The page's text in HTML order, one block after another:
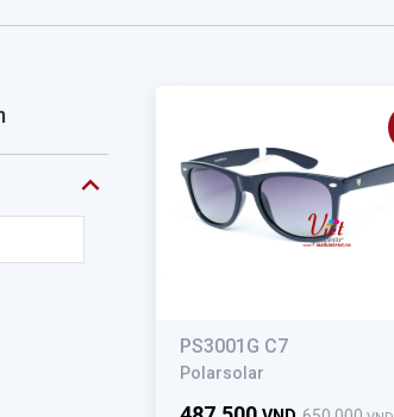
PS3001G C7
Polarsolar